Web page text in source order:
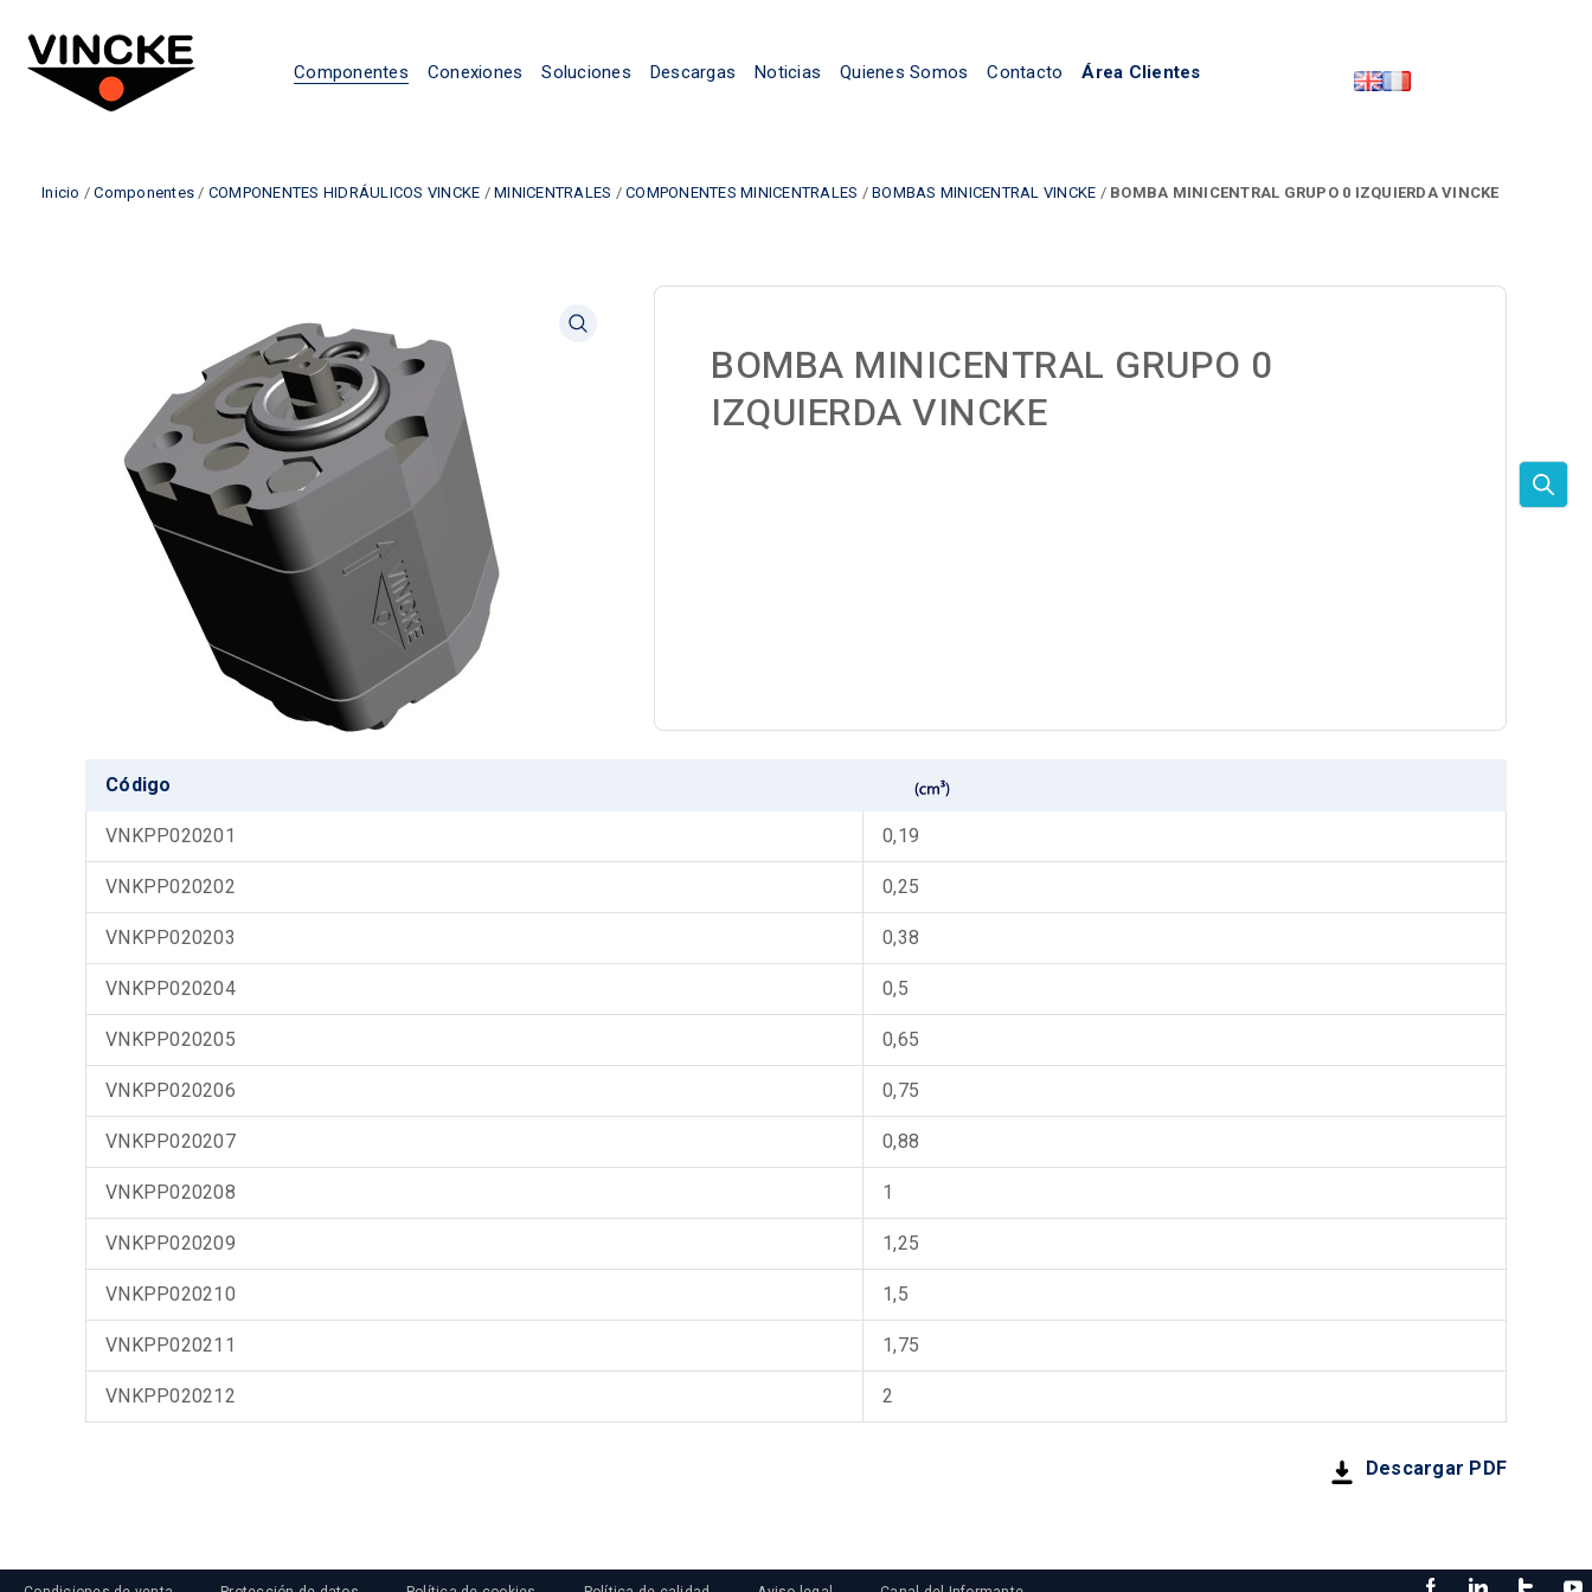
Componentes Conexiones Soluciones Descargas Noticias Quienes Somos Contacto Área Clientes
Inicio /Componentes / COMPONENTES HIDRÁULICOS VINCKE / MINICENTRALES / COMPONENTES MINICENTRALES / BOMBAS MINICENTRAL VINCKE / BOMBA MINICENTRAL GRUPO 0 IZQUIERDA VINCKE
BOMBA MINICENTRAL GRUPO 0
IZQUIERDA VINCKE
Código
VNKPP020201 0,19
VNKPP020202 0,25
VNKPP020203 0,38
VNKPP020204 0,5
VNKPP020205 0,65
VNKPP020206 0,75
VNKPP020207 0,88
VNKPP020208 1
VNKPP020209 1,25
VNKPP020210 1,5
VNKPP020211 1,75
VNKPP020212 2
Descargar PDF